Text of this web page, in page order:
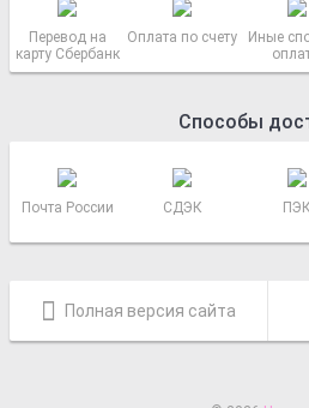
Перевод на
карту Сбербанк
Оплата по счету
Иные
Способы
Почта России СДЭК ПЭК
Полная версия сайта